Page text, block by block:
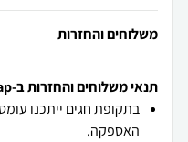
משלוחים והחזרות
תנאי משלוחים והחזרות ב-zap
בתקופת חגים ייתכנו
האספקה.